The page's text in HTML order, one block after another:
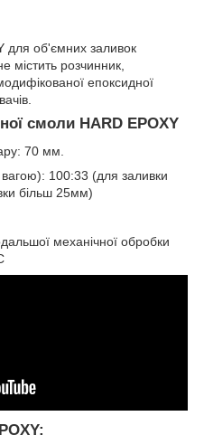
для об'ємних заливок
містить розчинник,
епоксидної
смоли HARD EPOXY
70 мм.
100:33 (для заливки
більш 25мм)
механічної обробки